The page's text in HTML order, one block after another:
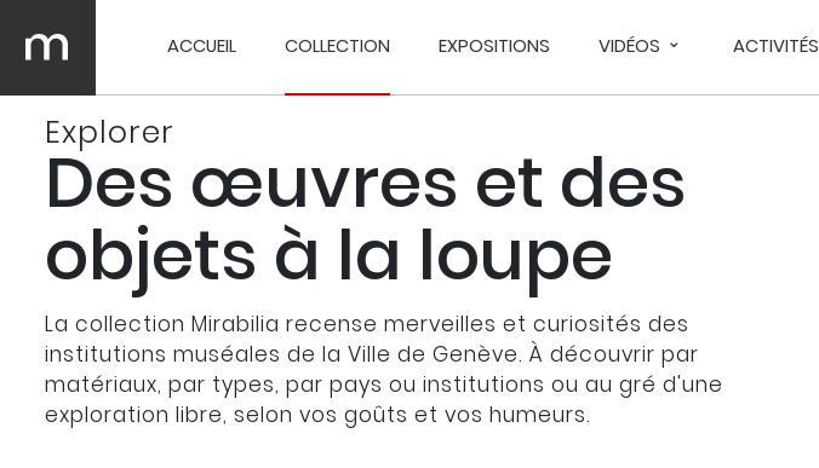
ACCUEIL COLLECTION EXPOSITIONS VIDÉOS ACTIVITÉS
Explorer
Des œuvres et des
objets à la loupe
La collection Mirabilia recense merveilles et curiosités des
institutions muséales de la Ville de Genève. À découvrir par
matériaux, par types, par pays ou institutions ou au gré d'une
exploration libre, selon vos goûts et vos humeurs.